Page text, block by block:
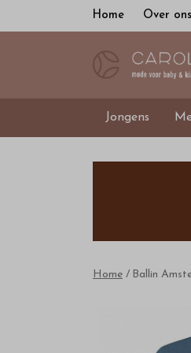
Home Over ons
Jongens
Ballin
Home Ballin